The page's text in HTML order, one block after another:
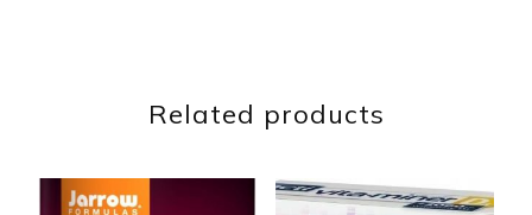
Related products